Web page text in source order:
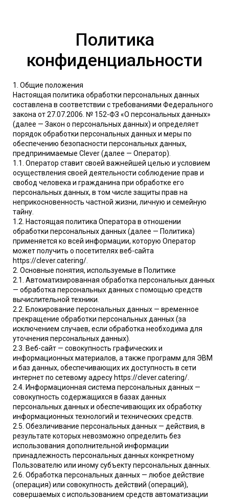
Политика
конфиденциальности
1. Общие положения
Настоящая политика обработки персональных данных
составлена в соответствии с требованиями Федерального
закона от 27.07.2006. № 152-ФЗ «О персональных данных»
(далее — Закон о персональных данных) и определяет
порядок обработки персональных данных и меры по
обеспечению безопасности персональных данных,
предпринимаемые Clever (далее — Оператор).
1.1. Оператор ставит своей важнейшей целью и условием
осуществления своей деятельности соблюдение прав и
свобод человека и гражданина при обработке его
персональных данных, в том числе защиты прав на
неприкосновенность частной жизни, личную и семейную
тайну.
1.2. Настоящая политика Оператора в отношении
обработки персональных данных (далее — Политика)
применяется ко всей информации, которую Оператор
может получить о посетителях веб-сайта
https://clever.catering/.
2. Основные понятия, используемые в Политике
2.1. Автоматизированная обработка персональных данных
— обработка персональных данных с помощью средств
вычислительной техники.
2.2. Блокирование персональных данных — временное
прекращение обработки персональных данных (за
исключением случаев, если обработка необходима для
уточнения персональных данных).
2.3. Веб-сайт — совокупность графических и
информационных материалов, а также программ для ЭВМ
и баз данных, обеспечивающих их доступность в сети
интернет по сетевому адресу https://clever.catering/.
2.4. Информационная система персональных данных —
совокупность содержащихся в базах данных
персональных данных и обеспечивающих их обработку
информационных технологий и технических средств.
2.5. Обезличивание персональных данных — действия, в
результате которых невозможно определить без
использования дополнительной информации
принадлежность персональных данных конкретному
Пользователю или иному субъекту персональных данных.
2.6. Обработка персональных данных — любое действие
(операция) или совокупность действий (операций),
совершаемых с использованием средств автоматизации